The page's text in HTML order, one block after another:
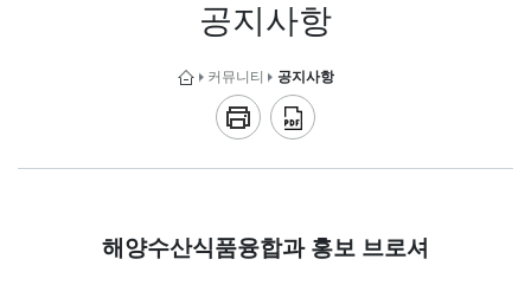
공지사항
커뮤니티 공지사항
해양수산식품융합과 홍보 브로셔